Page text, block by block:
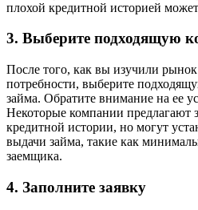
плохой кредитной историей
3. Выберите подходящую
После того, как вы изучили
потребности, выберите
займа. Обратите внимание на ее
Некоторые компании предлагают
кредитной истории, но могут
выдачи займа, такие как
заемщика.
4. Заполните заявку